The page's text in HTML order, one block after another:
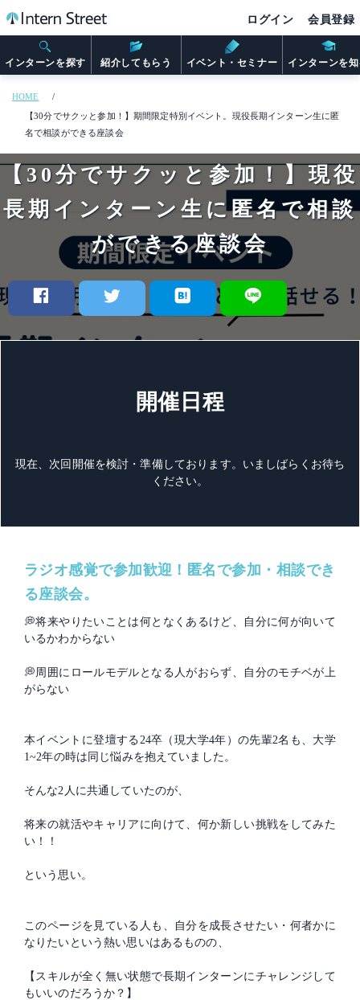
インターンを探す 紹介してもらう イベント・セミナー インターンを
ログイン 会員登録
HOME
【30分でサクッと参加！】期間限定特別イベント。現役長期インターン生に匿
名で相談ができる座談会
【30分でサクッと参加！】現役
長期インターン生に匿名で相談
ができる座談会
開催日程
現在、次回開催を検討・準備しております。いましばらくお待ち
ください。
ラジオ感覚で参加歓迎！匿名で参加・相談でき
る座談会。
💭将来やりたいことは何となくあるけど、自分に何が向いて
いるかわからない
💭周囲にロールモデルとなる人がおらず、自分のモチベが上
がらない
本イベントに登壇する24卒（現大学4年）の先輩2名も、大学
1~2年の時は同じ悩みを抱えていました。
そんな2人に共通していたのが、
将来の就活やキャリアに向けて、何か新しい挑戦をしてみた
い！！
という思い。
このページを見ている人も、自分を成長させたい・何者かに
なりたいという熱い思いはあるものの、
【スキルが全く無い状態で長期インターンにチャレンジして
もいいのだろうか？】